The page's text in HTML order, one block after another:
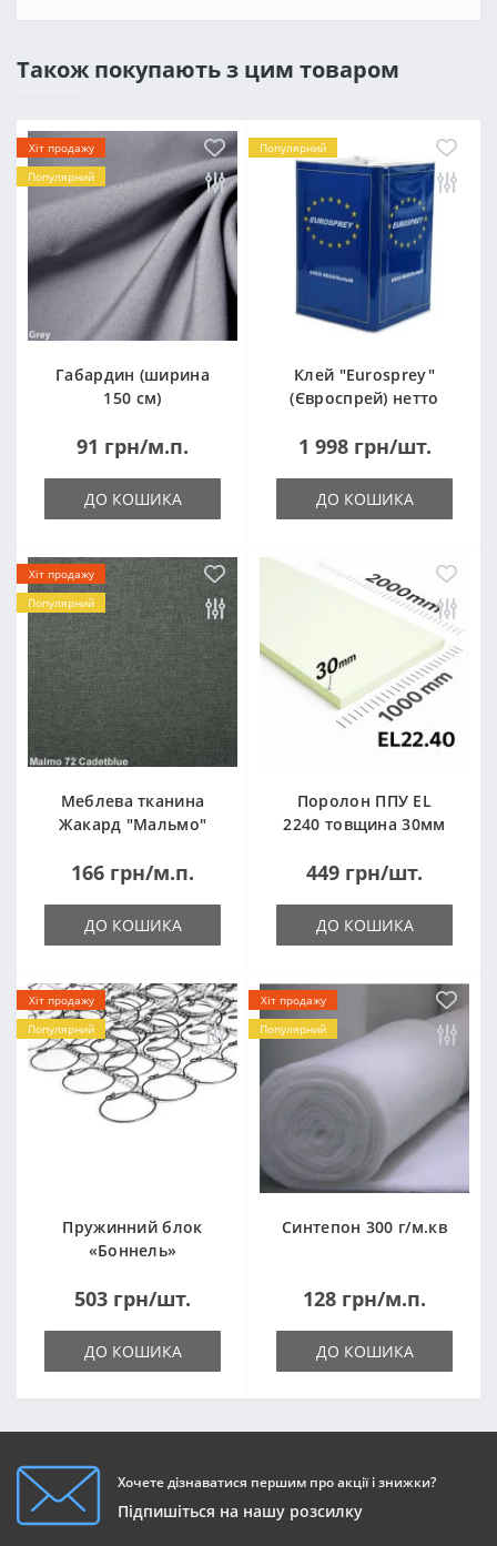
Також покупають з цим товаром
Хіт продажу
Популярний
Габардин (ширина
150 см)
91 грн/м.п.
ДО КОШИКА
Популярний
Клей "Eurosprey"
(Євроспрей) нетто
1 998 грн/шт.
ДО КОШИКА
Хіт продажу
Популярний
Меблева тканина
Жакард "Мальмо"
166 грн/м.п.
ДО КОШИКА
Поролон ППУ EL
2240 товщина 30мм
(1000x2000мм)
449 грн/шт.
ДО КОШИКА
Хіт продажу
Популярний
Пружинний блок
«Боннель»
503 грн/шт.
ДО КОШИКА
Хіт продажу
Популярний
Синтепон 300 г/м.кв
128 грн/м.п.
ДО КОШИКА
Хочете дізнаватися першим про акції і знижки?
Підпишіться на нашу розсилку